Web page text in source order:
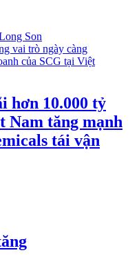
hơn 10.000 tỷ
Nam tăng mạnh
tái vận